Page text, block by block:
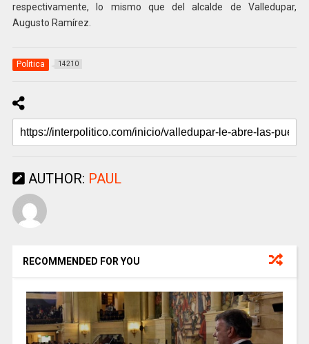
respectivamente, lo mismo que del alcalde de Valledupar,
Augusto Ramírez.
Politica 14210
AUTHOR: PAUL
RECOMMENDED FOR YOU